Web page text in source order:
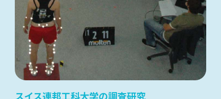
スイス連邦工科大学の調査研究